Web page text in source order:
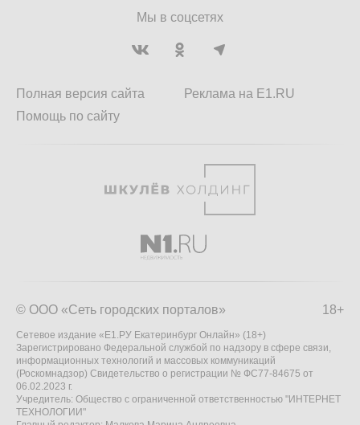
Мы в соцсетях
Полная версия сайта
Помощь по сайту
Реклама на E1.RU
18+
© ООО «Сеть городских порталов»
Сетевое издание «Е1.РУ Екатеринбург Онлайн» (18+)
Зарегистрировано Федеральной службой по надзору в сфере связи,
информационных технологий и массовых коммуникаций
(Роскомнадзор) Свидетельство о регистрации № ФС77-84675 от
06.02.2023 г.
Учредитель: Общество с ограниченной ответственностью "ИНТЕРНЕТ
ТЕХНОЛОГИИ"